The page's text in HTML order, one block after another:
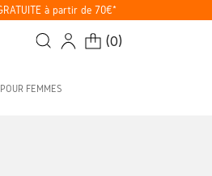
à partir de 70€*
(0)
FEMMES